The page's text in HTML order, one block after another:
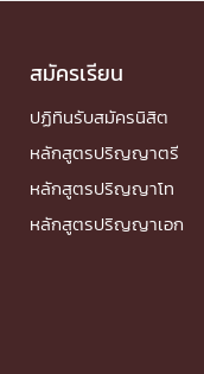
สมัครเรียน
ปฏิทินรับสมัครนิสิต
หลักสูตรปริญญาตรี
หลักสูตรปริญญาโท
หลักสูตรปริญญาเอก